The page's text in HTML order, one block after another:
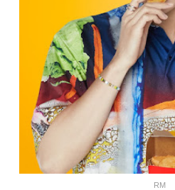
RM